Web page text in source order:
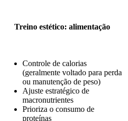
Treino estético: alimentação
Controle de calorias
(geralmente voltado para perda
ou manutenção de peso)
Ajuste estratégico de
macronutrientes
Prioriza o consumo de
proteínas